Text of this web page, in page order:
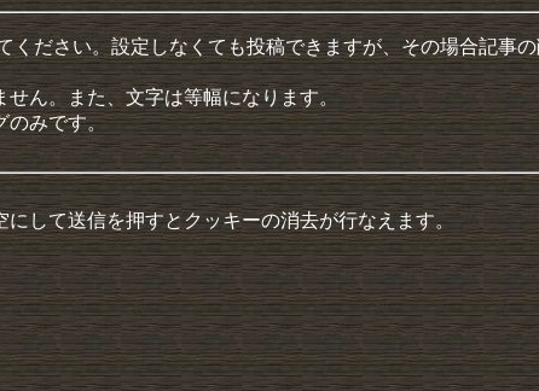
ださい。設定しなくても投稿できますが、その場合記事の
ん。また、文字は等幅になります。
のみです。
して送信を押すとクッキーの消去が行なえます。